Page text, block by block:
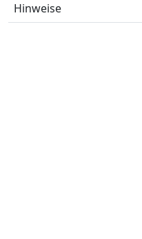
Hinweise